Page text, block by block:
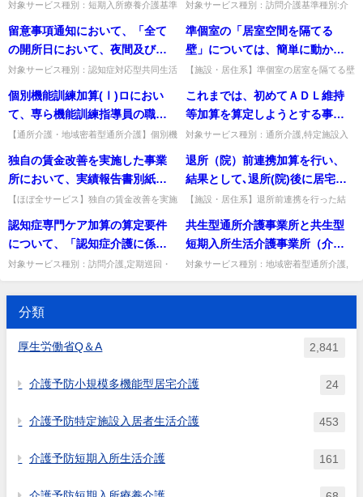
「共生型通所介護」、「共生型
短期入所生活介護」として指定
が必要となるのか。それとも
「みなし指定」されるのか。
に届出が必要となるのか。
うすべきか。
対象サービス種別：短期入所療養介護基準
サービス・短期入所サービス）」質問(夜
勤職員配置加算）ユニットや...
り、それに伴い若干の身体介護
問介護費は算定できない。」と
されているが、具体的な内容に
ついて
対象サービス種別：訪問介護基準種別:介
区分」質問「訪問介護の内容が単なる本人
の安否確認や健康チェックで...
留意事項通知において、「全て
の開所日において、夜間及び深
夜の時間帯の体制が人員配置基
る。」とあるが、加算対象の夜
勤職員も全ての開所日において
配置が必要か。
対象サービス種別：認知症対応型共同生活
質問留意事項通知において、「全ての開所
日において、夜間及び深夜の...
準個室の「居室空間を隔てる
壁」については、簡単に動かす
ことのできない家具等により遮
とみなしてよいか。
【施設・居住系】準個室の居室を隔てる壁
家具等での仕切りは壁とみなせず、可動で
ない壁が必要。出典：平成1...
個別機能訓練加算(Ⅰ)ロにおい
て、専ら機能訓練指導員の職務
に従事する理学療法士等を1名し
当該日は個別機能訓練加算(Ⅰ)ロ
に代えて個別機能訓練加算(Ⅰ)イ
を算定してもよいか。
【通所介護・地域密着型通所介護】個別機
か確保できない日は、(Ⅰ)イを算定してよ
いか。差し支えないが、...
これまでは、初めてＡＤＬ維持
等加算を算定しようとする事業
所は、前年度に「ＡＤＬ維持等
指定権者に届け出る必要があっ
たが、これに変更はあるのか。
対象サービス種別：通所介護,特定施設入
型通所介護,認知症対応型通所介護,地域密
着型特定施設入居者生活...
独自の賃金改善を実施した事業
所において、実績報告書別紙様
式３－１及び３－２における賃
平均賃金改善額等について、独
自の賃金改善についてどのよう
な記載すればよいか。
【ほぼ全サービス】独自の賃金改善を実施
加算の配分ルール計算のため独自改善分を
区別して記載できる。出典：...
退所（院）前連携加算を行い、
結果として､退所(院)後に居宅サ
ービスを利用しなかった場合も
【施設・居住系】退所前連携を行った結
た場合も算定できるか。同意を得て調整を
行っていれば算定して差し支え...
認知症専門ケア加算の算定要件
について、「認知症介護に係る
専門的な研修」や「認知症介護
の指導に係る専門的な研修」の
うち、認知症看護に係る適切な
研修とは、どのようなものがあ
対象サービス種別：訪問介護,定期巡回・
通所介護,地域密着型通...
共生型通所介護事業所と共生型
短期入所生活介護事業所（介護
保険の基準を満たしていない障
害福祉の事業所）の人員基準欠
如減算は、障害福祉の事業所と
と障害給付の両方が減算の対象
対象サービス種別：地域密着型通所介護,
分類
厚生労働省Q＆A 2,841
介護予防小規模多機能型居宅介護 24
介護予防特定施設入居者生活介護 453
介護予防短期入所生活介護 161